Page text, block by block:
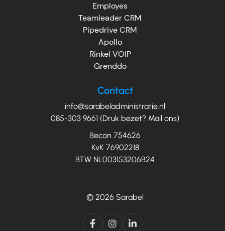
Employes
Teamleader CRM
Pipedrive CRM
Apollo
Rinkel VOIP
Grenddo
Contact
info@sarabeladministratie.nl
085-303 9661 (Druk bezet? Mail ons)
Becon 754626
KvK 76902218
BTW NL003153206B24
© 2026 Sarabel
  